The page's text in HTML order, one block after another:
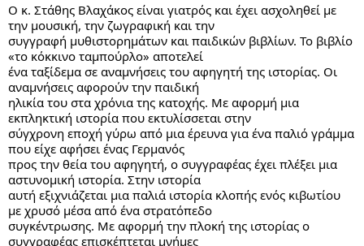
Ο κ. Στάθης Βλαχάκος είναι γιατρός και έχει ασχοληθεί με
την μουσική, την ζωγραφική και την
συγγραφή μυθιστορημάτων και παιδικών βιβλίων. Το βιβλίο
«το κόκκινο ταμπούρλο» αποτελεί
ένα ταξίδεμα σε αναμνήσεις του αφηγητή της ιστορίας. Οι
αναμνήσεις αφορούν την παιδική
ηλικία του στα χρόνια της κατοχής. Με αφορμή μια
εκπληκτική ιστορία που εκτυλίσσεται στην
σύγχρονη εποχή γύρω από μια έρευνα για ένα παλιό γράμμα
που είχε αφήσει ένας Γερμανός
προς την θεία του αφηγητή, ο συγγραφέας έχει πλέξει μια
αστυνομική ιστορία. Στην ιστορία
αυτή εξιχνιάζεται μια παλιά ιστορία κλοπής ενός κιβωτίου
με χρυσό μέσα από ένα στρατόπεδο
συγκέντρωσης. Με αφορμή την πλοκή της ιστορίας ο
συγγραφέας επισκέπτεται μνήμες